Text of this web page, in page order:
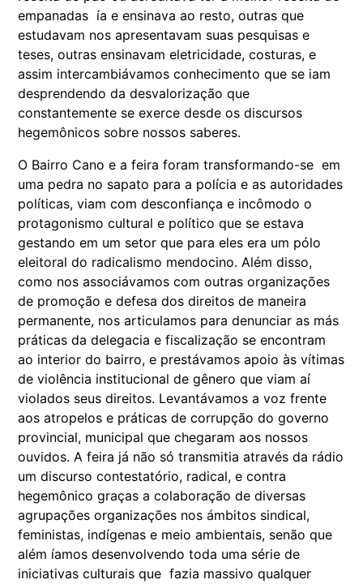
empanadas ía e ensinava ao resto, outras que
estudavam nos apresentavam suas pesquisas e
teses, outras ensinavam eletricidade, costuras, e
assim intercambiávamos conhecimento que se iam
desprendendo da desvalorização que
constantemente se exerce desde os discursos
hegemônicos sobre nossos saberes.
O Bairro Cano e a feira foram transformando-se em
uma pedra no sapato para a polícia e as autoridades
políticas, viam com desconfiança e incômodo o
protagonismo cultural e político que se estava
gestando em um setor que para eles era um pólo
eleitoral do radicalismo mendocino. Além disso,
como nos associávamos com outras organizações
de promoção e defesa dos direitos de maneira
permanente, nos articulamos para denunciar as más
práticas da delegacia e fiscalização se encontram
ao interior do bairro, e prestávamos apoio às vítimas
de violência institucional de gênero que viam aí
violados seus direitos. Levantávamos a voz frente
aos atropelos e práticas de corrupção do governo
provincial, municipal que chegaram aos nossos
ouvidos. A feira já não só transmitia através da rádio
um discurso contestatório, radical, e contra
hegemônico graças a colaboração de diversas
agrupações organizações nos ámbitos sindical,
feministas, indígenas e meio ambientais, senão que
além íamos desenvolvendo toda uma série de
iniciativas culturais que fazia massivo qualquer